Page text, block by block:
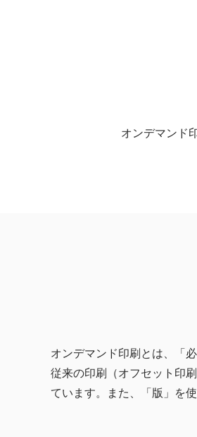
オンデマンド
オンデマンド印刷とは、「
従来の印刷（オフセット印
ています。また、「版」を